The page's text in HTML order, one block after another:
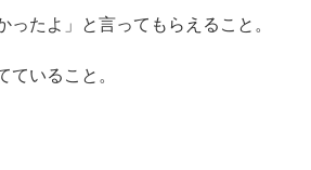
ったよ」と言ってもらえること。
ていること。